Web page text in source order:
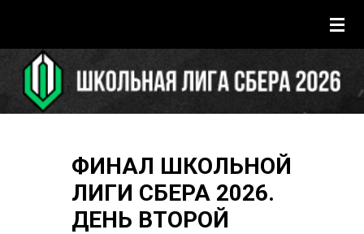
ФИНАЛ ШКОЛЬНОЙ
ЛИГИ СБЕРА 2026.
ДЕНЬ ВТОРОЙ